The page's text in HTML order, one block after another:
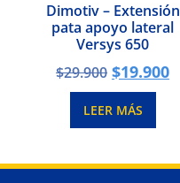
Dimotiv – Extensión
pata apoyo lateral
Versys 650
$29.900 $19.900
LEER MÁS